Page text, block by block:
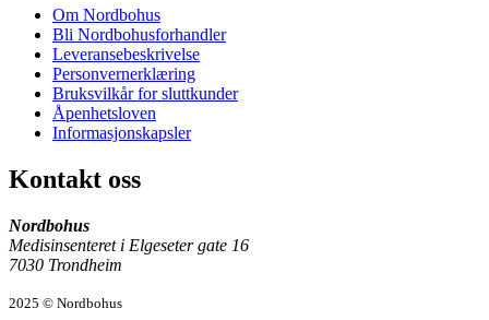
Om Nordbohus
Bli Nordbohusforhandler
Leveransebeskrivelse
Personvernerklæring
Bruksvilkår for sluttkunder
Åpenhetsloven
Informasjonskapsler
Kontakt oss
Nordbohus
Medisinsenteret i Elgeseter gate 16
7030 Trondheim
2025 © Nordbohus